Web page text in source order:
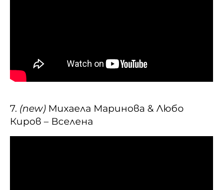
7. (new) Михаела Маринова & Любо
Киров – Вселена